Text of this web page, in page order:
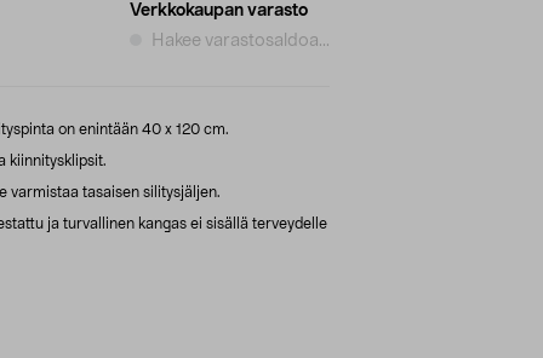
Verkkokaupan varasto
Hakee varastosaldoa...
on enintään 40 x 120 cm.
kiinnitysklipsit.
varmistaa tasaisen silitysjäljen.
ja turvallinen kangas ei sisällä terveydelle